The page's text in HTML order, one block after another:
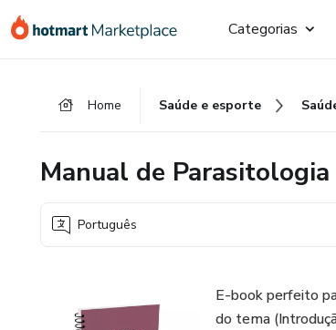
para
para
para
Categorias
Home Saúde e esporte
Manual de Parasitologia
Português
E-book perfeito
do tema